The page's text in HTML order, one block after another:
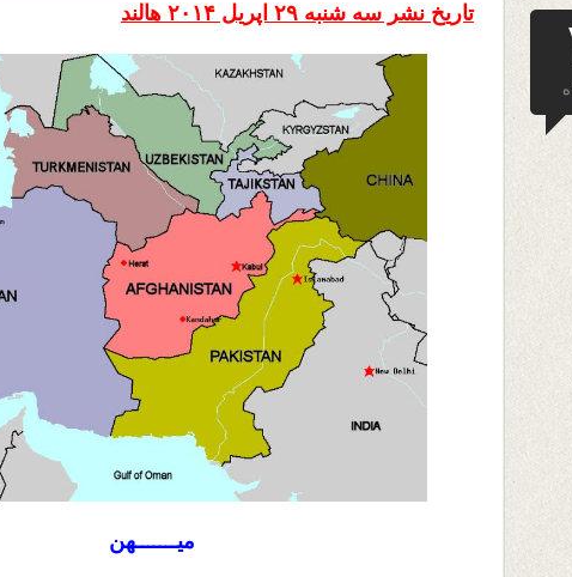
تاریخ نشر سه شنبه ۲۹ اپریل ۲۰۱۴ هالند
میـــــــهن